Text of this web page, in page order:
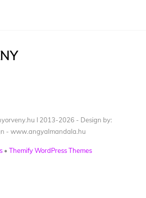
I 2013-2026 - Design by:
- www.angyalmandala.hu
•Themify WordPress Themes